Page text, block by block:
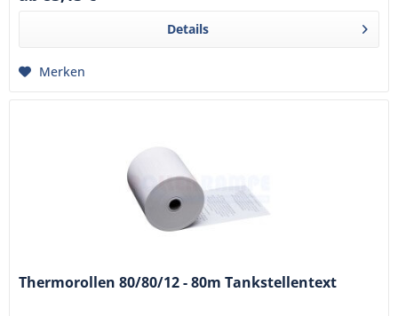
Details
Merken
Thermorollen 80/80/12 - 80m Tankstellentext